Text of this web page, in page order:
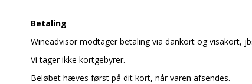
Betaling
Wineadvisor modtager betaling via dankort og visakort,
Vi tager ikke kortgebyrer.
Beløbet hæves først på dit kort, når varen afsendes.